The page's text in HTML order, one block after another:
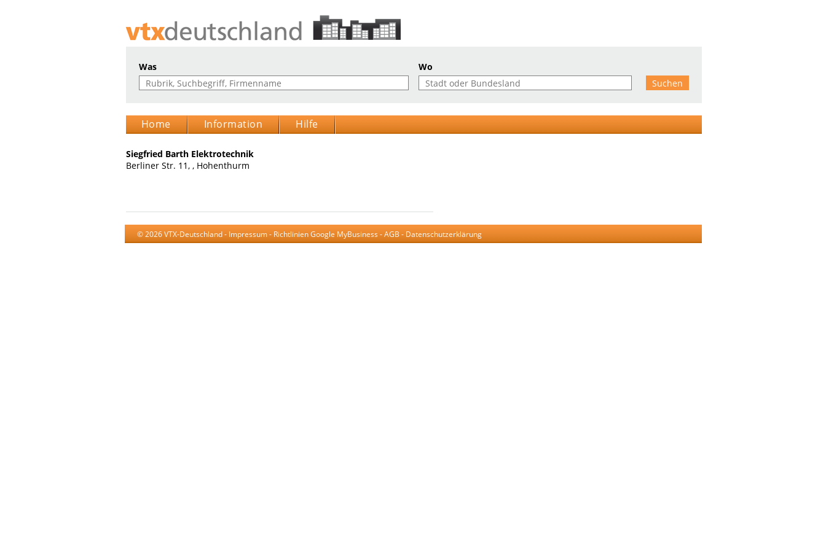
Was Wo
Home Information Hilfe
Siegfried Barth Elektrotechnik
Berliner Str. 11, , Hohenthurm
© 2026 VTX-Deutschland - Impressum- Richtlinien Google MyBusiness -AGB - Datenschutzerklärung